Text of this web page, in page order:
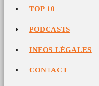
TOP 10
PODCASTS
INFOS LÉGALES
CONTACT